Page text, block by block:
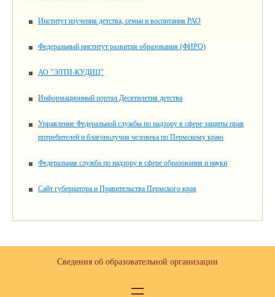
Институт изучения детства, семьи и воспитания РАО
Федеральный институт развития образования (ФИРО)
АО "ЭЛТИ-КУДИЦ"
Информационный портал Десятилетия детства
Управление Федеральной службы по надзору в сфере защиты прав
потребителей и благополучия человека по Пермскому краю
Федеральная служба по надзору в сфере образования и науки
Сайт губернатора и Правительства Пермского края
Сведения об образовательной организации